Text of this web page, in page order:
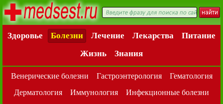
Здоровье Болезни Лечение Лекарства
Питание
Жизнь
Знания
Венерические болезни Гастроэнтерология
Гематология
Дерматология
Иммунология
Инфекционные болезни